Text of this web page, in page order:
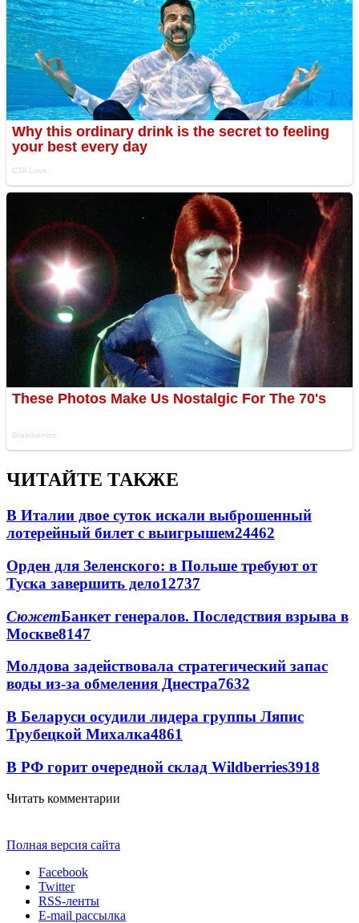
ЧИТАЙТЕ ТАКЖЕ
В Италии двое суток искали выброшенный
лотерейный билет с выигрышем24462
Орден для Зеленского: в Польше требуют от
Туска завершить дело12737
СюжетБанкет генералов. Последствия взрыва в
Москве8147
Молдова задействовала стратегический запас
воды из-за обмеления Днестра7632
В Беларуси осудили лидера группы Ляпис
Трубецкой Михалка4861
В РФ горит очередной склад Wildberries3918
Читать комментарии
Полная версия сайта
Facebook
Twitter
RSS-ленты
E-mail рассылка